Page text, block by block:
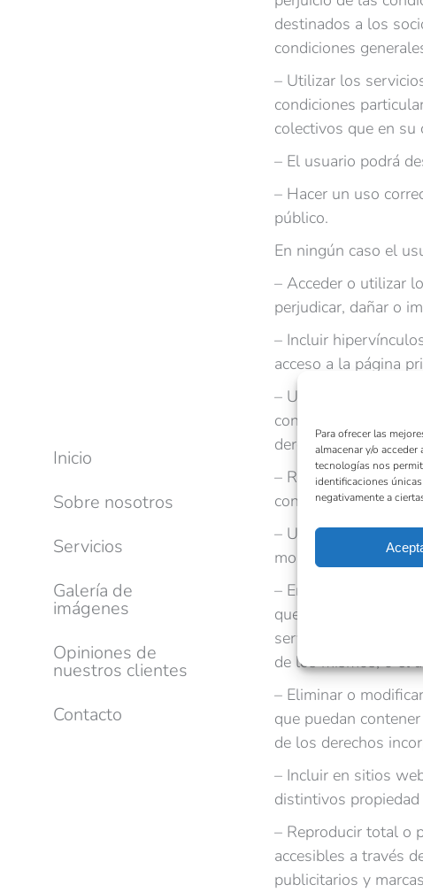
Para ofrecer las
almacenar y/o
tecnologías nos
identificaciones
negativamente a
destinados a los
condiciones
– Utilizar los
condiciones
colectivos que en su
– El usuario podrá
– Hacer un uso
público.
En ningún caso el
– Acceder o utilizar
perjudicar, dañar o
– Incluir
acceso a la página
– Utilizar los
condiciones
derechos del resto
– Realizar cualquier
contenidos ofrecidos
– Utilizar el sitio
moral, las buenas
– Emplear cualquier
que puedan
servicios y
de los mismos; o el
– Eliminar o
que puedan
de los derechos
– Incluir en sitios
distintivos propiedad
– Reproducir total o
accesibles a través
publicitarios y
Inicio
Sobre nosotros
Servicios
Galería de
imágenes
Opiniones de
nuestros clientes
Contacto